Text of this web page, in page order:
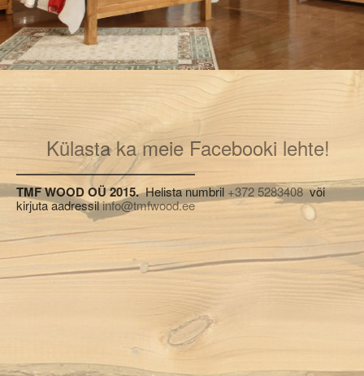
Külasta ka meie Facebooki lehte!
TMF WOOD OÜ 2015.Helista numbril +372 5283408või
kirjuta aadressilinfo@tmfwood.ee